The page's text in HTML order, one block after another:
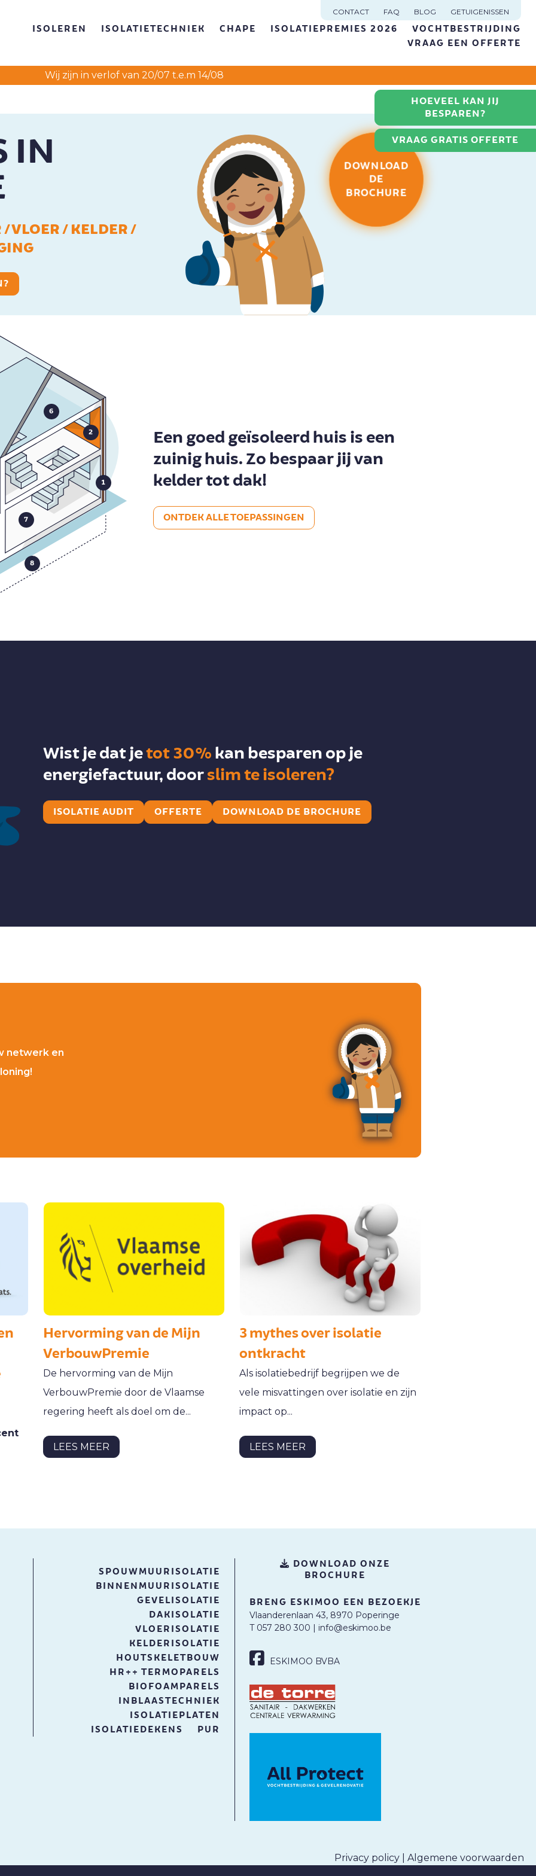
CONTACT FAQ BLOG GETUIGENISSEN
ISOLEREN ISOLATIETECHNIEK CHAPE ISOLATIEPREMIES 2026
VOCHTBESTRIJDING
VRAAG EEN OFFERTE
Wij zijn in verlof van 20/07 t.e.m 14/08
HOEVEEL KAN JIJ
BESPAREN?
VRAAG GRATIS OFFERTE
IN
VLOER / KELDER /
DOWNLOAD
DE
BROCHURE
1
2
6
7
8
Een goed geïsoleerd huis is een
zuinig huis. Zo bespaar jij van
kelder tot dak!
ONTDEK ALLE TOEPASSINGEN
Wist je dat jetot 30%kan besparen op je
energiefactuur, doorslim te isoleren?
ISOLATIE AUDIT OFFERTE DOWNLOAD DE BROCHURE
netwerk en
Hervorming van de Mijn
VerbouwPremie
De hervorming van de Mijn
VerbouwPremie door de Vlaamse
regering heeft als doel om de...
LEES MEER
3 mythes over isolatie
ontkracht
Als isolatiebedrijf begrijpen we de
vele misvattingen over isolatie en zijn
impact op...
LEES MEER
SPOUWMUURISOLATIE
BINNENMUURISOLATIE
GEVELISOLATIE
DAKISOLATIE
VLOERISOLATIE
KELDERISOLATIE
HOUTSKELETBOUW
HR++ TERMOPARELS
BIOFOAMPARELS
INBLAASTECHNIEK
ISOLATIEPLATEN
ISOLATIEDEKENS
PUR
DOWNLOAD ONZE
BROCHURE
BRENG ESKIMOO EEN BEZOEKJE
Vlaanderenlaan 43, 8970 Poperinge
T 057 280 300 | info@eskimoo.be
ESKIMOO BVBA
Privacy policy Algemene voorwaarden